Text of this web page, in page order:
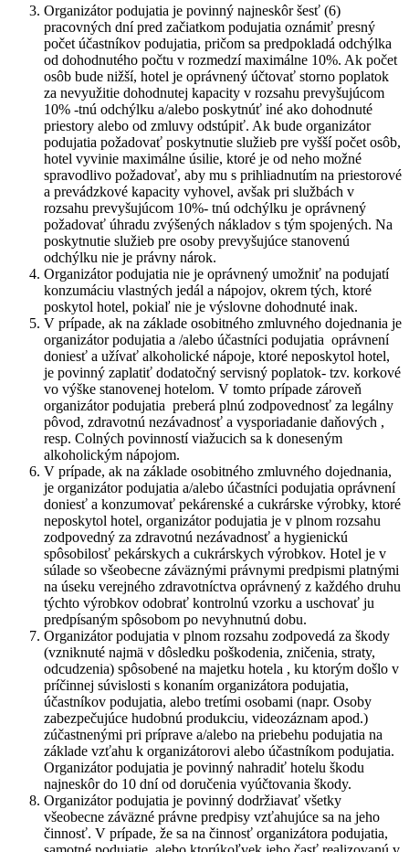
Organizátor podujatia je povinný najneskôr šesť (6)
pracovných dní pred začiatkom podujatia oznámiť presný
počet účastníkov podujatia, pričom sa predpokladá odchýlka
od dohodnutého počtu v rozmedzí maximálne 10%. Ak počet
osôb bude nižší, hotel je oprávnený účtovať storno poplatok
za nevyužitie dohodnutej kapacity v rozsahu prevyšujúcom
10% -tnú odchýlku a/alebo poskytnúť iné ako dohodnuté
priestory alebo od zmluvy odstúpiť. Ak bude organizátor
podujatia požadovať poskytnutie služieb pre vyšší počet osôb,
hotel vyvinie maximálne úsilie, ktoré je od neho možné
spravodlivo požadovať, aby mu s prihliadnutím na priestorové
a prevádzkové kapacity vyhovel, avšak pri službách v
rozsahu prevyšujúcom 10%- tnú odchýlku je oprávnený
požadovať úhradu zvýšených nákladov s tým spojených. Na
poskytnutie služieb pre osoby prevyšujúce stanovenú
odchýlku nie je právny nárok.
Organizátor podujatia nie je oprávnený umožniť na podujatí
konzumáciu vlastných jedál a nápojov, okrem tých, ktoré
poskytol hotel, pokiaľ nie je výslovne dohodnuté inak.
V prípade, ak na základe osobitného zmluvného dojednania je
organizátor podujatia a /alebo účastníci podujatia oprávnení
doniesť a užívať alkoholické nápoje, ktoré neposkytol hotel,
je povinný zaplatiť dodatočný servisný poplatok- tzv. korkové
vo výške stanovenej hotelom. V tomto prípade zároveň
organizátor podujatia preberá plnú zodpovednosť za legálny
pôvod, zdravotnú nezávadnosť a vysporiadanie daňových ,
resp. Colných povinností viažucich sa k doneseným
alkoholickým nápojom.
V prípade, ak na základe osobitného zmluvného dojednania,
je organizátor podujatia a/alebo účastníci podujatia oprávnení
doniesť a konzumovať pekárenské a cukrárske výrobky, ktoré
neposkytol hotel, organizátor podujatia je v plnom rozsahu
zodpovedný za zdravotnú nezávadnosť a hygienickú
spôsobilosť pekárskych a cukrárskych výrobkov. Hotel je v
súlade so všeobecne záväznými právnymi predpismi platnými
na úseku verejného zdravotníctva oprávnený z každého druhu
týchto výrobkov odobrať kontrolnú vzorku a uschovať ju
predpísaným spôsobom po nevyhnutnú dobu.
Organizátor podujatia v plnom rozsahu zodpovedá za škody
(vzniknuté najmä v dôsledku poškodenia, zničenia, straty,
odcudzenia) spôsobené na majetku hotela , ku ktorým došlo v
príčinnej súvislosti s konaním organizátora podujatia,
účastníkov podujatia, alebo tretími osobami (napr. Osoby
zabezpečujúce hudobnú produkciu, videozáznam apod.)
zúčastnenými pri príprave a/alebo na priebehu podujatia na
základe vzťahu k organizátorovi alebo účastníkom podujatia.
Organizátor podujatia je povinný nahradiť hotelu škodu
najneskôr do 10 dní od doručenia vyúčtovania škody.
Organizátor podujatia je povinný dodržiavať všetky
všeobecne záväzné právne predpisy vzťahujúce sa na jeho
činnosť. V prípade, že sa na činnosť organizátora podujatia,